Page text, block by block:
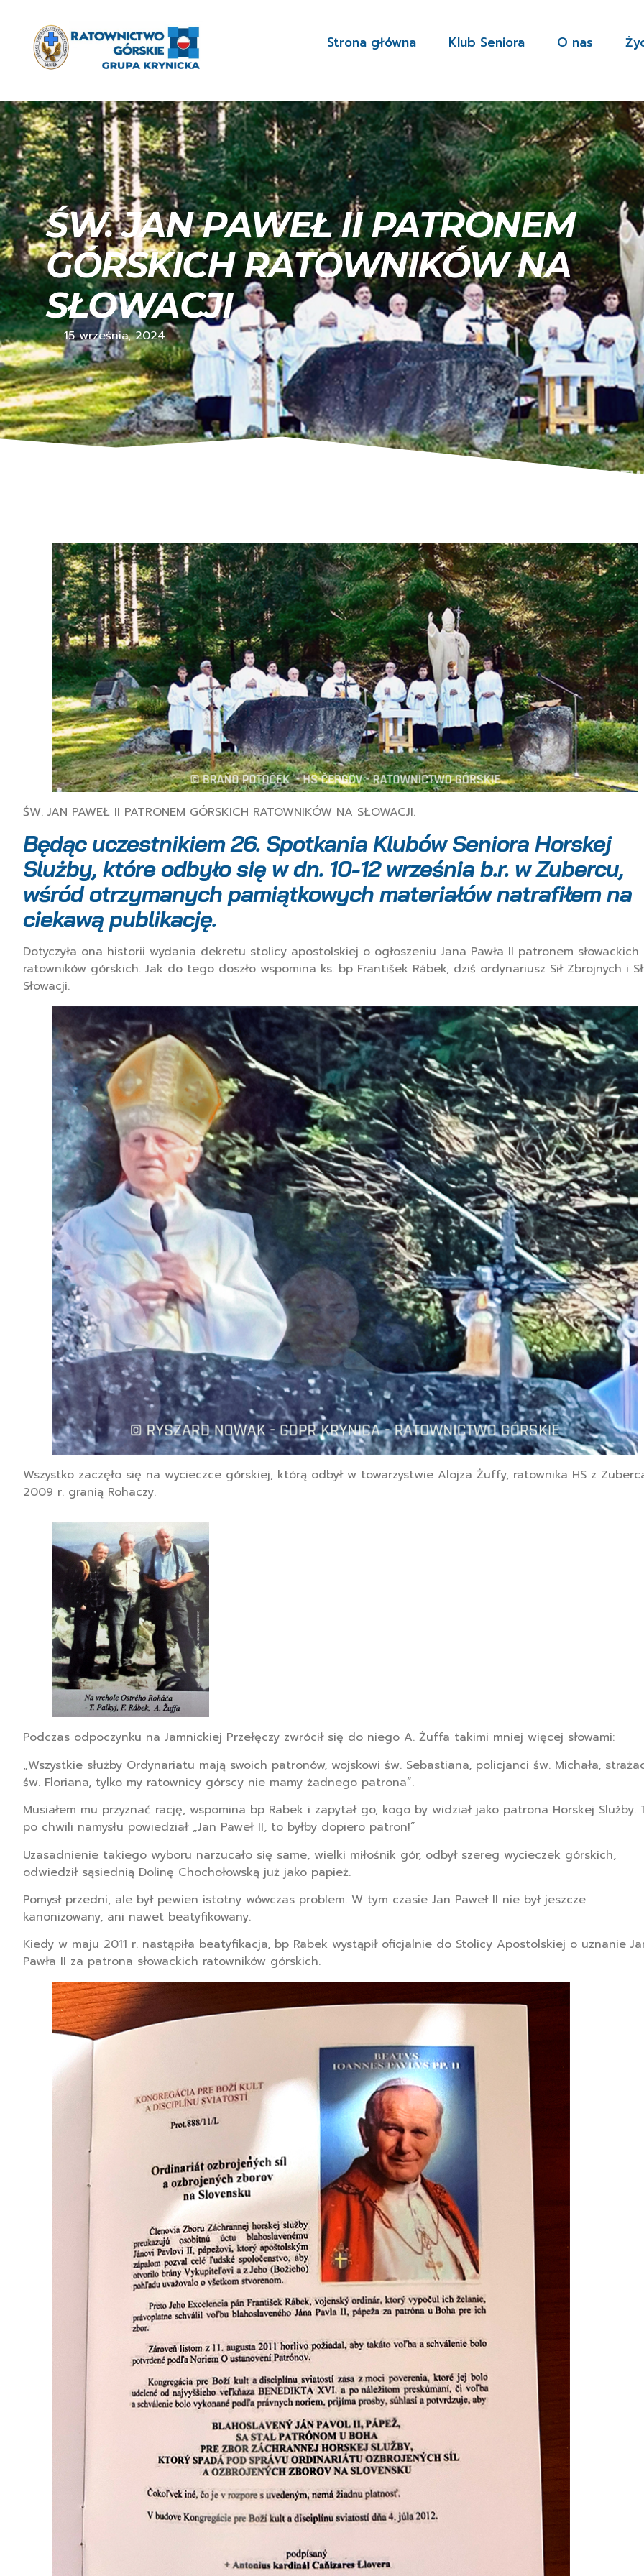
Strona główna Klub Seniora O nas
ŚW. JAN PAWEŁ II PATRONEM
GÓRSKICH RATOWNIKÓW NA
SŁOWACJI
15 września, 2024
ŚW. JAN PAWEŁ II PATRONEM GÓRSKICH RATOWNIKÓW NA SŁOWACJI.
Będąc uczestnikiem26. Spotkania Klubów Seniora Horskej
Slużby, które odbyło się w dn. 10-12 września b.r. w Zubercu,
wśród otrzymanych pamiątkowych materiałów natrafiłem na
ciekawą publikację.
Dotyczyła ona historii wydania dekretu stolicy apostolskiej o ogłoszeniu Jana Pawła II patronem słowackich
ratowników górskich. Jak do tego doszło wspomina ks. bp František Rábek, dziś ordynariusz Sił Zbrojnych i
Słowacji.
Wszystko zaczęło się na wycieczce górskiej, którą odbył w towarzystwie Alojza Żuffy, ratownika HS z
2009 r. granią Rohaczy.
Podczas odpoczynku na Jamnickiej Przełęczy zwrócił się do niego A. Żuffa takimi mniej więcej słowami:
„Wszystkie służby Ordynariatu mają swoich patronów, wojskowi św. Sebastiana, policjanci św. Michała,
św. Floriana, tylko my ratownicy górscy nie mamy żadnego patrona”.
Musiałem mu przyznać rację, wspomina bp Rabek i zapytał go, kogo by widział jako patrona Horskej Slużby.
po chwili namysłu powiedział „Jan Paweł II, to byłby dopiero patron!”
Uzasadnienie takiego wyboru narzucało się same, wielki miłośnik gór, odbył szereg wycieczek górskich,
odwiedził sąsiednią Dolinę Chochołowską już jako papież.
Pomysł przedni, ale był pewien istotny wówczas problem. W tym czasie Jan Paweł II nie był jeszcze
kanonizowany, ani nawet beatyfikowany.
Kiedy w maju 2011 r. nastąpiła beatyfikacja, bp Rabek wystąpił oficjalnie do Stolicy Apostolskiej o uznanie
Pawła II za patrona słowackich ratowników górskich.